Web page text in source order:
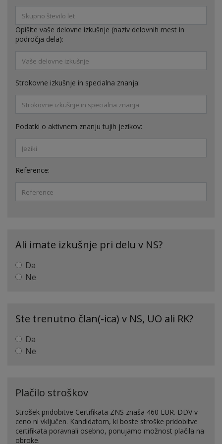
Opišite vaše delovne izkušnje (naziv delovnih mest in
področja dela):
Strokovne izkušnje in specialna znanja:
Podatki o aktivnem znanju tujih jezikov:
Reference:
Ali imate izkušnje pri delu v NS?
Da
Ne
Ste trenutno član(-ica) v NS, UO ali RK?
Da
Ne
Plačilo stroškov
Strošek pridobitve Certifikata ZNS znaša 460 EUR. DDV v
ceno ni vključen. Kandidatom, ki boste stroške pridobitve
certifikata poravnali osebno, ponujamo možnost plačila na
obroke.